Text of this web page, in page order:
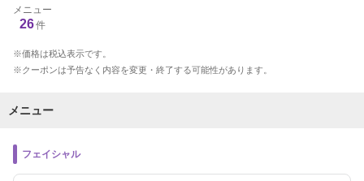
メニュー
26件
価格は税込表示です。
クーポンは予告なく内容を変更・終了する可能性があります。
メニュー
フェイシャル